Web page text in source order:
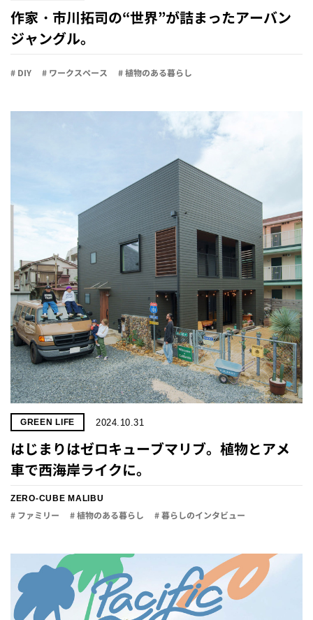
作家・市川拓司の“世界”が詰まったアーバン
ジャングル。
# DIY # ワークスペース # 植物のある暮らし
GREEN LIFE 2024.10.31
はじまりはゼロキューブマリブ。植物とアメ
車で西海岸ライクに。
ZERO-CUBE MALIBU
# ファミリー # 植物のある暮らし # 暮らしのインタビュー